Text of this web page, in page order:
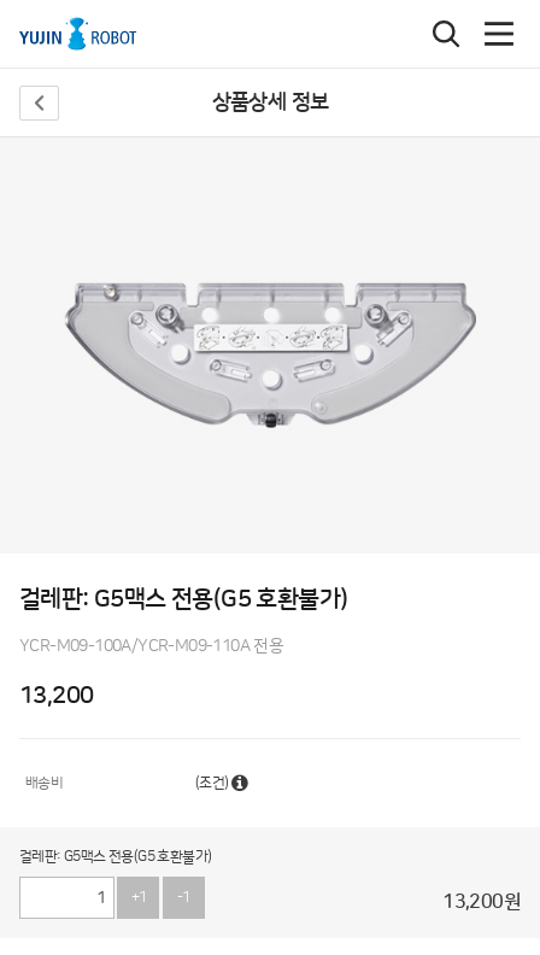
상품상세 정보
걸레판: G5맥스 전용(G5 호환불가)
YCR-M09-100A/YCR-M09-110A 전용
13,200
배송비 (조건)
걸레판: G5맥스 전용(G5 호환불가)
+1 -1 13,200원